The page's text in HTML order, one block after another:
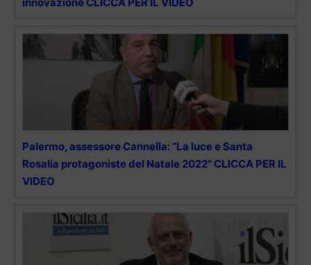
Palermo, assessore Cannella: “La luce e Santa
Rosalia protagoniste del Natale 2022” CLICCA PER IL
VIDEO